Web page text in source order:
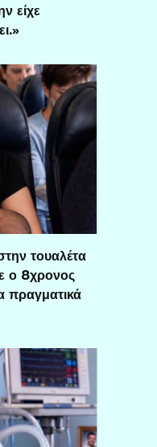
είχε
τουαλέτα
ο 8χρονος
πραγματικά